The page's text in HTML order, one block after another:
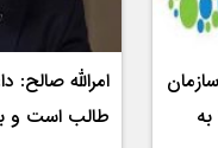
امرالله صالح:
طالب است و